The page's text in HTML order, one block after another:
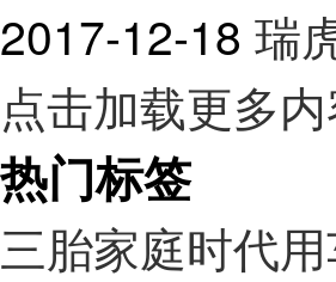
2017-12-18 瑞
点击加载更多
热门标签
三胎家庭时代